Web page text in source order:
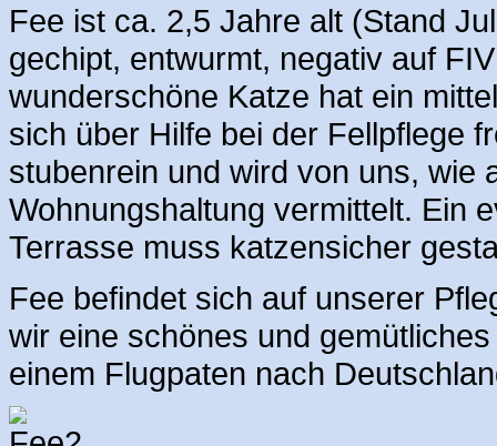
Fee ist ca. 2,5 Jahre alt (Stand
gechipt, entwurmt, negativ auf
wunderschöne Katze hat ein
sich über Hilfe bei der Fellpflege
stubenrein und wird von uns, wie
Wohnungshaltung vermittelt. Ein
Terrasse muss katzensicher
Fee befindet sich auf unserer
wir eine schönes und
einem Flugpaten nach